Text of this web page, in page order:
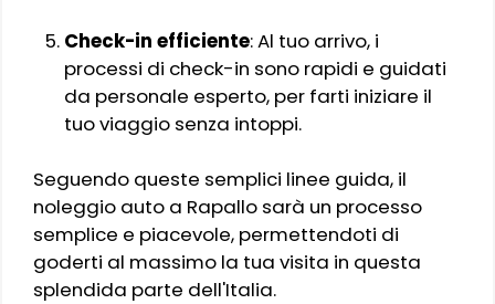
Check-in efficiente: Al tuo arrivo, i
processi di check-in sono rapidi e guidati
da personale esperto, per farti iniziare il
tuo viaggio senza intoppi.
Seguendo queste semplici linee guida, il
noleggio auto a Rapallo sarà un processo
semplice e piacevole, permettendoti di
goderti al massimo la tua visita in questa
splendida parte dell'Italia.